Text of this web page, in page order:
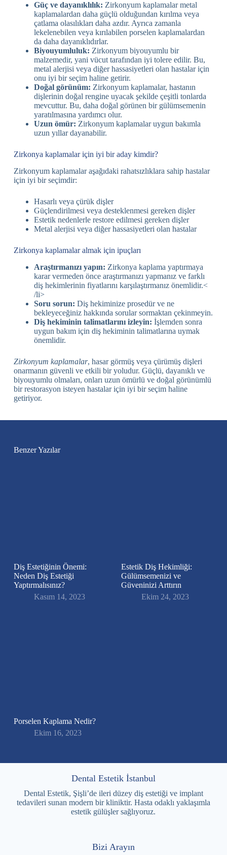
Güç ve dayanıklılık: Zirkonyum kaplamalar metal
kaplamalardan daha güçlü olduğundan kırılma veya
çatlama olasılıkları daha azdır. Ayrıca zamanla
lekelenebilen veya kırılabilen porselen kaplamalardan
da daha dayanıklıdırlar.
Biyouyumluluk: Zirkonyum biyouyumlu bir
malzemedir, yani vücut tarafından iyi tolere edilir. Bu,
metal alerjisi veya diğer hassasiyetleri olan hastalar için
onu iyi bir seçim haline getirir.
Doğal görünüm: Zirkonyum kaplamalar, hastanın
dişlerinin doğal rengine uyacak şekilde çeşitli tonlarda
mevcuttur. Bu, daha doğal görünen bir gülümsemenin
yaratılmasına yardımcı olur.
Uzun ömür: Zirkonyum kaplamalar uygun bakımla
uzun yıllar dayanabilir.
Zirkonya kaplamalar için iyi bir aday kimdir?
Zirkonyum kaplamalar aşağıdaki rahatsızlıklara sahip hastalar
için iyi bir seçimdir:
Hasarlı veya çürük dişler
Güçlendirilmesi veya desteklenmesi gereken dişler
Estetik nedenlerle restore edilmesi gereken dişler
Metal alerjisi veya diğer hassasiyetleri olan hastalar
Zirkonya kaplamalar almak için ipuçları
Araştırmanızı yapın: Zirkonya kaplama yaptırmaya
karar vermeden önce araştırmanızı yapmanız ve farklı
diş hekimlerinin fiyatlarını karşılaştırmanız önemlidir.<
/li>
Soru sorun: Diş hekiminize prosedür ve ne
bekleyeceğiniz hakkında sorular sormaktan çekinmeyin.
Diş hekiminin talimatlarını izleyin: İşlemden sonra
uygun bakım için diş hekiminin talimatlarına uymak
önemlidir.
Zirkonyum kaplamalar, hasar görmüş veya çürümüş dişleri
onarmanın güvenli ve etkili bir yoludur. Güçlü, dayanıklı ve
biyouyumlu olmaları, onları uzun ömürlü ve doğal görünümlü
bir restorasyon isteyen hastalar için iyi bir seçim haline
getiriyor.
Benzer Yazılar
Diş Estetiğinin Önemi:
Neden Diş Estetiği
Yaptırmalısınız?
Kasım 14, 2023
Estetik Diş Hekimliği:
Gülümsemenizi ve
Güveninizi Arttırın
Ekim 24, 2023
Porselen Kaplama Nedir?
Ekim 16, 2023
Dental Estetik İstanbul
Dental Estetik, Şişli’de ileri düzey diş estetiği ve implant
tedavileri sunan modern bir kliniktir. Hasta odaklı yaklaşımla
estetik gülüşler sağlıyoruz.
Bizi Arayın